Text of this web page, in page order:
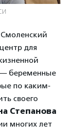
для
— беременные
по каким-
своего
Степанова
многих лет